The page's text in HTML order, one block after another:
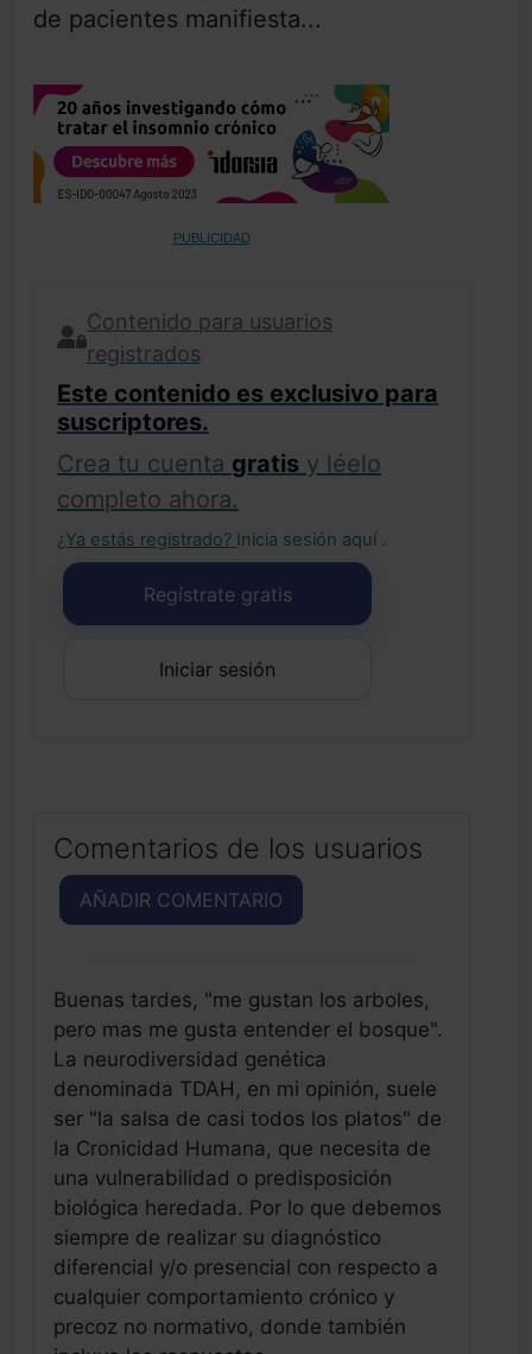
de pacientes manifiesta...
PUBLICIDAD
Contenido para usuarios
registrados
Este contenido es exclusivo para
suscriptores.
Crea tu cuenta gratis y léelo
completo ahora.
¿Ya estás registrado? Inicia sesión aquí .
Regístrate gratis
Iniciar sesión
Comentarios de los usuarios
AÑADIR COMENTARIO
Buenas tardes, "me gustan los arboles,
pero mas me gusta entender el bosque".
La neurodiversidad genética
denominada TDAH, en mi opinión, suele
ser "la salsa de casi todos los platos" de
la Cronicidad Humana, que necesita de
una vulnerabilidad o predisposición
biológica heredada. Por lo que debemos
siempre de realizar su diagnóstico
diferencial y/o presencial con respecto a
cualquier comportamiento crónico y
precoz no normativo, donde también